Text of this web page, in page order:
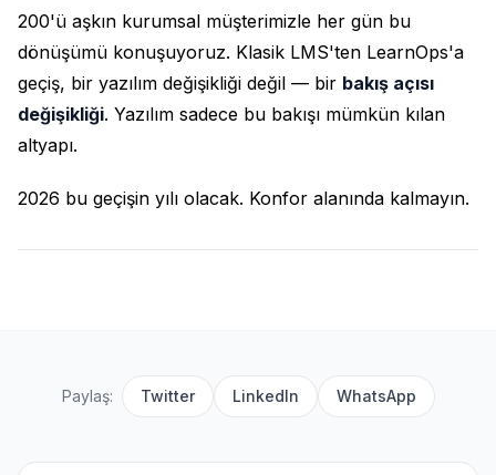
200'ü aşkın kurumsal müşterimizle her gün bu
dönüşümü konuşuyoruz. Klasik LMS'ten LearnOps'a
geçiş, bir yazılım değişikliği değil — bir bakış açısı
değişikliği. Yazılım sadece bu bakışı mümkün kılan
altyapı.
2026 bu geçişin yılı olacak. Konfor alanında kalmayın.
Paylaş: Twitter LinkedIn WhatsApp